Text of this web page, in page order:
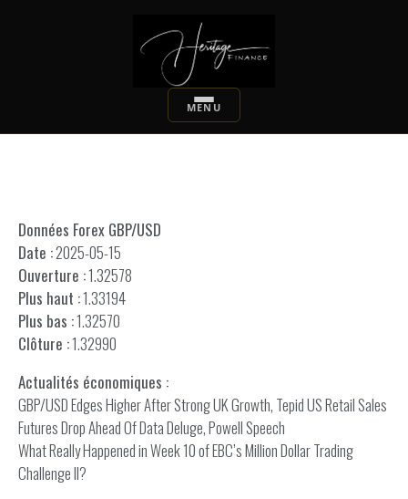
Données Forex GBP/USD
Date :2025-05-15
Ouverture :1.32578
Plus haut :1.33194
Plus bas :1.32570
Clôture :1.32990
Actualités économiques :
GBP/USD Edges Higher After Strong UK Growth, Tepid US Retail Sales
Futures Drop Ahead Of Data Deluge, Powell Speech
What Really Happened in Week 10 of EBC’s Million Dollar Trading
Challenge II?